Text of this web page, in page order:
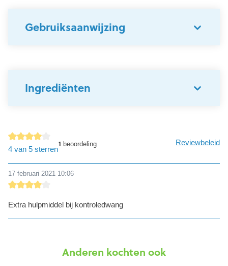
Gebruiksaanwijzing
Ingrediënten
detail.reviewAvgRatingAltText
4 van 5 sterren
1 beoordeling Reviewbeleid
17 februari 2021 10:06
Extra hulpmiddel bij kontroledwang
Anderen kochten ook